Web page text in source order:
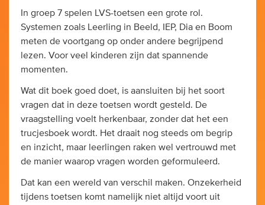
In groep 7 spelen LVS-toetsen een grote rol.
Systemen zoals Leerling in Beeld, IEP, Dia en Boom
meten de voortgang op onder andere begrijpend
lezen. Voor veel kinderen zijn dat spannende
momenten.
Wat dit boek goed doet, is aansluiten bij het soort
vragen dat in deze toetsen wordt gesteld. De
vraagstelling voelt herkenbaar, zonder dat het een
trucjesboek wordt. Het draait nog steeds om begrip
en inzicht, maar leerlingen raken wel vertrouwd met
de manier waarop vragen worden geformuleerd.
Dat kan een wereld van verschil maken. Onzekerheid
tijdens toetsen komt namelijk niet altijd voort uit